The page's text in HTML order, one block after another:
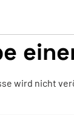
wird nicht